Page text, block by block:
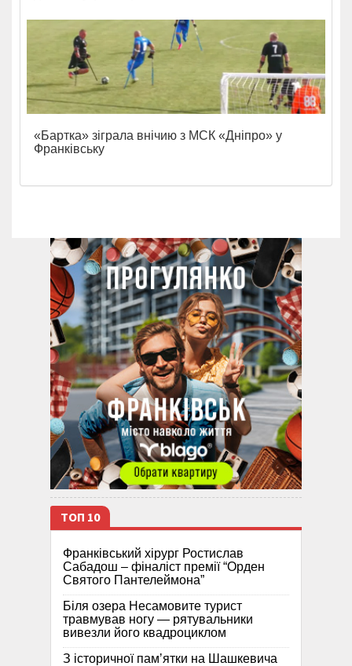
«Бартка» зіграла внічию з МСК «Дніпро» у
Франківську
ТОП 10
Франківський хірург Ростислав
Сабадош – фіналіст премії “Орден
Святого Пантелеймона”
Біля озера Несамовите турист
травмував ногу — рятувальники
вивезли його квадроциклом
З історичної памʼятки на Шашкевича